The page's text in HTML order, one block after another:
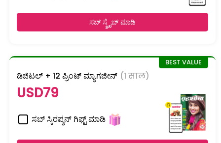
ಸಬ್ ಸ್ಕ್ರೈಬ್ ಮಾಡಿ
ಡಿಜಿಟಲ್ + 12 ಪ್ರಿಂಟ್ ಮ್ಯಾಗಜೀನ್ (1 साल)
USD79
ಸಬ್ ಸ್ಕಿರಪ್ಶನ್ ಗಿಫ್ಟ್ ಮಾಡಿ